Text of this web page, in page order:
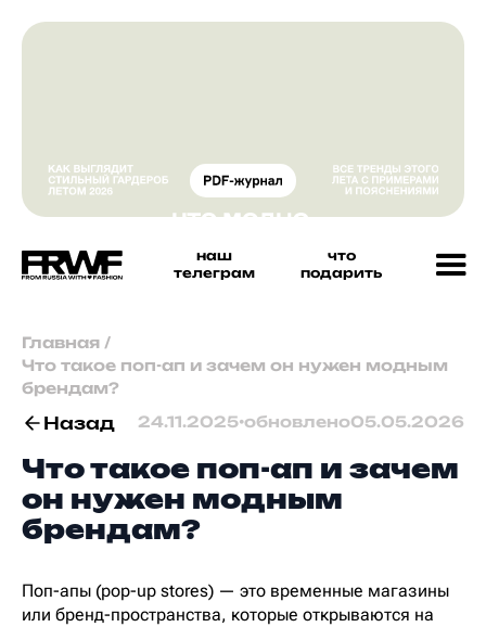
наш
телеграм
что
подарить
Главная /
Что такое поп-ап и зачем он нужен модным
брендам?
Назад 24.11.2025•обновлено05.05.2026
Что такое поп-ап и зачем
он нужен модным
брендам?
Поп-апы (pop-up stores) — это временные магазины
или бренд-пространства, которые открываются на